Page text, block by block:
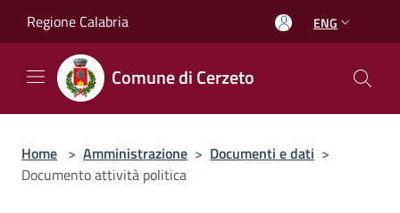
Regione Calabria ENG
Comune di Cerzeto
Home > Amministrazione > Documenti e dati >
Documento attività politica